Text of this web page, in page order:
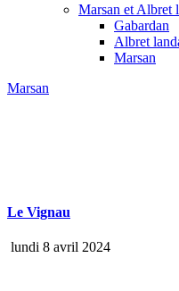
Marsan et Albret
Gabardan
Albret
Marsan
Marsan
Le Vignau
lundi 8 avril 2024